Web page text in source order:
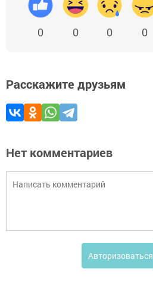
0 0 0 0
Расскажите друзьям
Нет комментариев
Авторизоваться